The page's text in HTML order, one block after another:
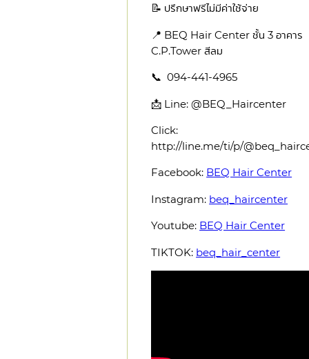
📝 ปรึกษาฟรีไม่มีค่าใช้จ่าย
📍 BEQ Hair Center ชั้น 3 อาคาร
C.P.Tower สีลม
📞 094-441-4965
📩 Line: @BEQ_Haircenter
Click:
http://line.me/ti/p/
Facebook: BEQ Hair Center
Instagram: beq_haircenter
Youtube: BEQ Hair Center
TIKTOK: beq_hair_center